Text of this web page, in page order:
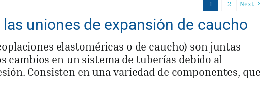
1 2 Next
uniones de expansión de caucho
elastoméricas o de caucho) son juntas
cambios en un sistema de tuberías debido al
Consisten en una variedad de componentes, que